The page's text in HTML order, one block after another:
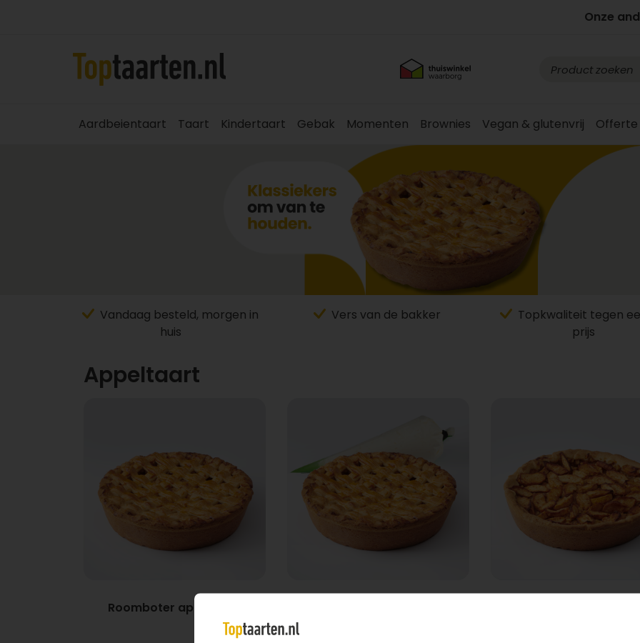
Onze
Aardbeientaart Taart Kindertaart Gebak Momenten Brownies Vegan & glutenvrij Offerte
Vandaag besteld, morgen in
huis
Vers van de bakker
Topkwaliteit tegen
prijs
Appeltaart
Roomboter appeltaart